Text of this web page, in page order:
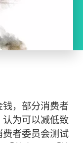
，部分消费者
为可以减低致
者委员会测试